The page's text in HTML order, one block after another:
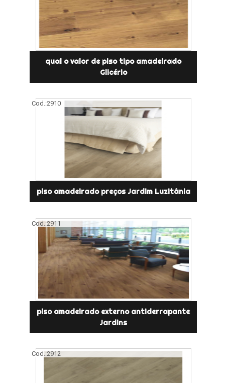
qual o valor de piso tipo amadeirado
Glicério
Cod.:2910
piso amadeirado preços Jardim Luzitânia
Cod.:2911
piso amadeirado externo antiderrapante
Jardins
Cod.:2912